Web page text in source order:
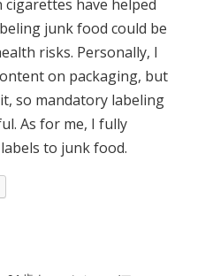
cigarettes have helped
junk food could be
risks. Personally, I
on packaging, but
so mandatory labeling
As for me, I fully
to junk food.